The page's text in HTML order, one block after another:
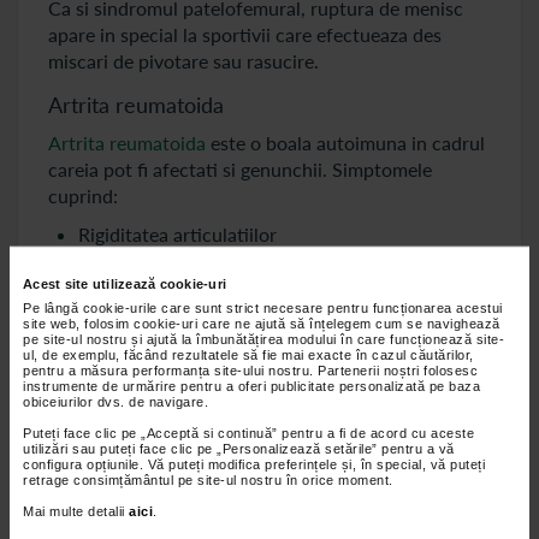
Acest site utilizează cookie-uri
Pe lângă cookie-urile care sunt strict necesare pentru funcționarea acestui
site web, folosim cookie-uri care ne ajută să înțelegem cum se navighează
pe site-ul nostru și ajută la îmbunătățirea modului în care funcționează site-
ul, de exemplu, făcând rezultatele să fie mai exacte în cazul căutărilor,
pentru a măsura performanța site-ului nostru. Partenerii noștri folosesc
instrumente de urmărire pentru a oferi publicitate personalizată pe baza
obiceiurilor dvs. de navigare.
Puteți face clic pe „Acceptă si continuă” pentru a fi de acord cu aceste
utilizări sau puteți face clic pe „Personalizează setările” pentru a vă
configura opțiunile. Vă puteți modifica preferințele și, în special, vă puteți
retrage consimțământul pe site-ul nostru în orice moment.
Mai multe detalii aici
Ca si sindromul patelofemural, ruptura de menisc
apare in special la sportivii care efectueaza des
miscari de pivotare sau rasucire.
Artrita reumatoida
Artrita reumatoida este o boala autoimuna in cadrul
careia pot fi afectati si genunchii. Simptomele
cuprind:
Rigiditatea articulatiilor
Durere si inflamatie
Zgomote (trosnete, scartait, pocnit) la
mobilizarea genunchilor
Bursita genunchiului
Bursita reprezinta inflamatia unui sac plin cu lichid
sinovial (bursa), care poate aparea in urma
suprasolicitarii, unei lovituri directe asupra
genunchiului sau in urma mini-traumelor frecvente,